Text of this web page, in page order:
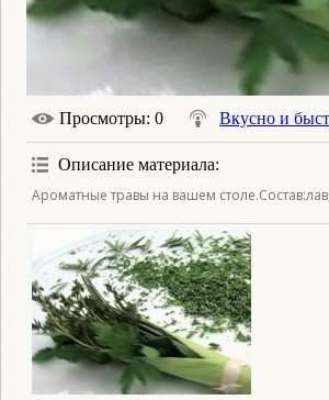
Просмотры: 0 Вкусно и
Описание материала:
Ароматные травы на вашем